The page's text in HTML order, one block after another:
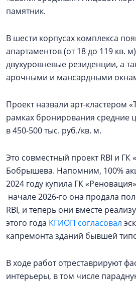
памятник.
В шести корпусах комплекса
апартаментов (от 18 до 119 кв.
двухуровневые резиденции, а
арочными и мансардными
Проект назвали арт-кластером
рамках бронирования средние
в 450-500 тыс. руб./кв. м.
Это совместный проект RBI и ГК
Бобрышева. Напомним, 100%
2024 году купила ГК
начале 2026-го она продала
RBI, и теперь они вместе
этого года КГИОП согласовал
капремонта зданий бывшей
В ходе работ отреставрируют
интерьеры, в том числе